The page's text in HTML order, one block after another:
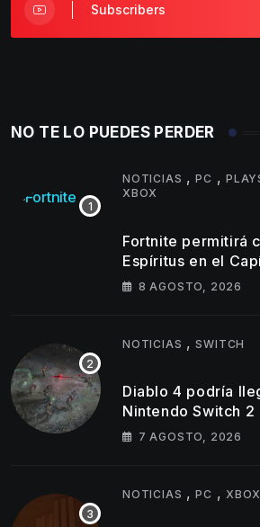
Subscribers
NO TE LO PUEDES PERDER
NOTICIAS ,PC ,
XBOX
Fortnite permitirá
Espíritus en el
4 8 AGOSTO, 2026
NOTICIAS ,SWITCH
Diablo 4 podría
Nintendo Switch 2
7 AGOSTO, 2026
NOTICIAS ,PC , XBOX